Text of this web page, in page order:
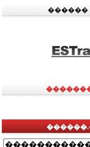
������